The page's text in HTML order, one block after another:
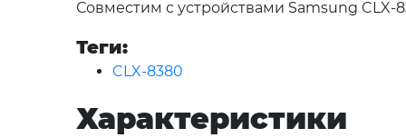
Совместим с устройствами Samsung CLX-
Теги:
CLX-8380
Характеристики